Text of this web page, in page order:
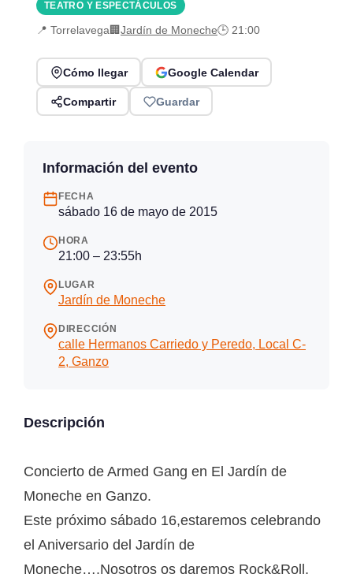
TEATRO Y ESPECTÁCULOS
📍 Torrelavega🏢Jardín de Moneche🕒 21:00
Cómo llegar Google Calendar
Compartir Guardar
Información del evento
FECHA
sábado 16 de mayo de 2015
HORA
21:00 – 23:55h
LUGAR
Jardín de Moneche
DIRECCIÓN
calle Hermanos Carriedo y Peredo, Local C-
2, Ganzo
Descripción
Concierto de Armed Gang en El Jardín de
Moneche en Ganzo.
Este próximo sábado 16,estaremos celebrando
el Aniversario del Jardín de
Moneche….Nosotros os daremos Rock&Roll,